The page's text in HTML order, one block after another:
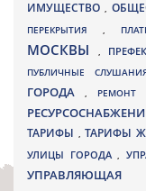
ИМУЩЕСТВО ,
ПЕРЕКРЫТИЯ ,
МОСКВЫ
,
ПУБЛИЧНЫЕ
ГОРОДА
, РЕМОНТ
ТАРИФЫ , ТАРИФЫ
УЛИЦЫ ГОРОДА ,